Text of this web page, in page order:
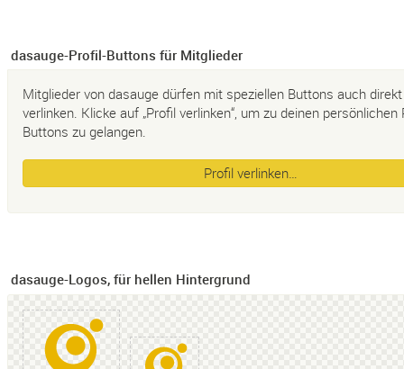
dasauge-Profil-Buttons für Mitglieder
Mitglieder von dasauge dürfen mit speziellen Buttons auch
verlinken. Klicke auf „Profil verlinken“, um zu deinen persönlichen
Buttons zu gelangen.
Profil verlinken…
dasauge-Logos, für hellen Hintergrund